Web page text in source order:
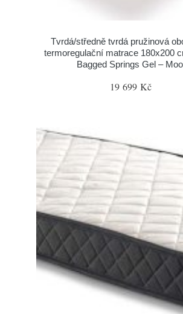
Tvrdá/středně tvrdá pružinová
termoregulační matrace 180x200
Bagged Springs Gel –
19 699 Kč